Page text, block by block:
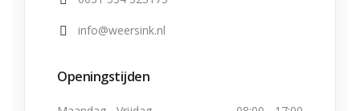
info@weersink.nl
Openingstijden